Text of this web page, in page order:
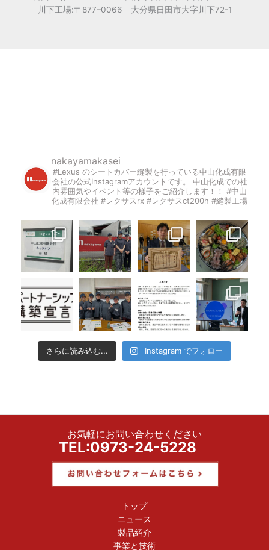
川下工場:〒877–0066 大分県日田市大字川下72-1
nakayamakasei
#Lexus のシートカバー縫製を行っている中山化成有限
会社の公式Instagramアカウントです。
中山化成での社
内雰囲気やイベント等の様子をご紹介します！！
#中山
化成有限会社 #レクサスrx #レクサスct200h #縫製工場
さらに読み込む... Instagram でフォロー
お気軽にお問い合わせください
TEL:0973-24-5228
トップ
ニュース
製品紹介
事業と技術